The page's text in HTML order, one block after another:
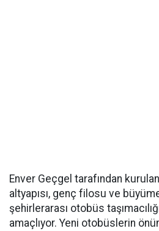
Enver Geçgel tarafından
altyapısı, genç filosu ve
şehirlerarası otobüs
amaçlıyor. Yeni otobüslerin